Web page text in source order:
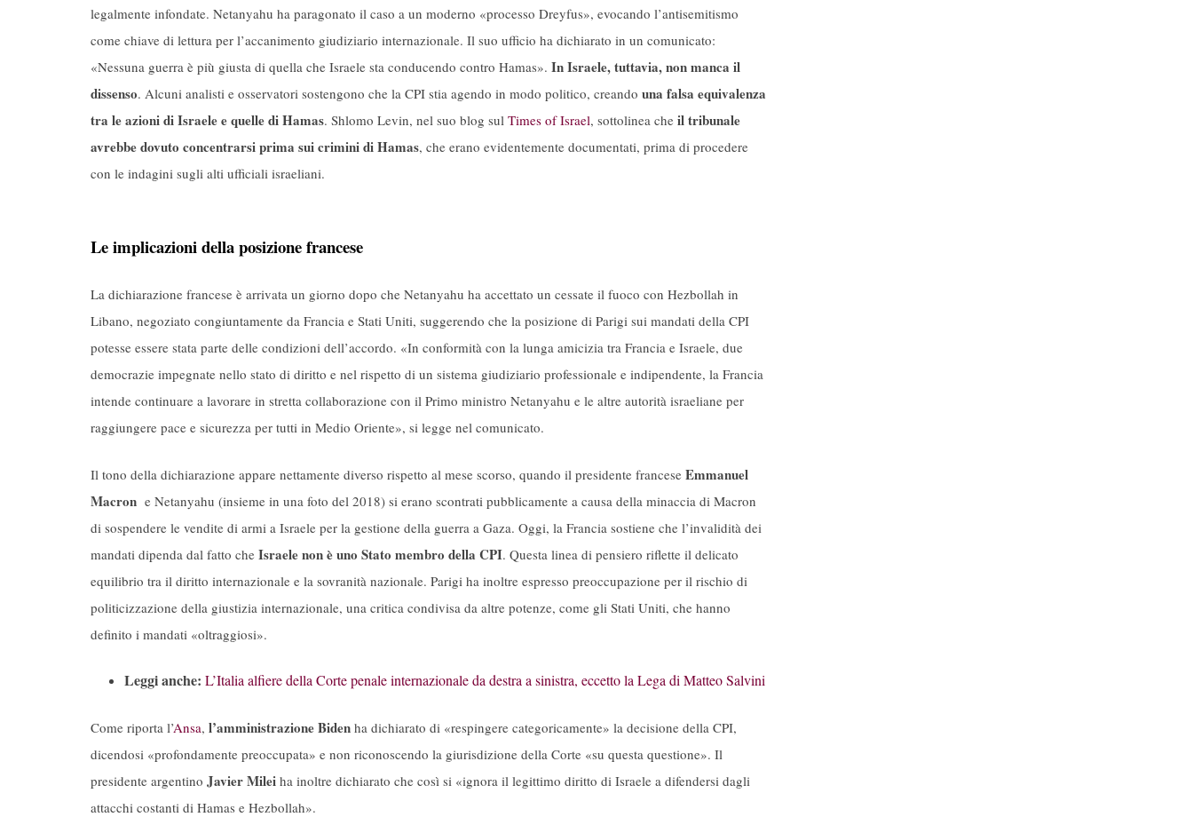
legalmente infondate. Netanyahu ha paragonato il caso a un moderno «processo Dreyfus», evocando l’antisemitismo
come chiave di lettura per l’accanimento giudiziario internazionale. Il suo ufficio ha dichiarato in un comunicato:
«Nessuna guerra è più giusta di quella che Israele sta conducendo contro Hamas». In Israele, tuttavia, non manca il
dissenso. Alcuni analisti e osservatori sostengono che la CPI stia agendo in modo politico, creando una falsa equivalenza
tra le azioni di Israele e quelle di Hamas. Shlomo Levin, nel suo blog sul Times of Israel, sottolinea che il tribunale
avrebbe dovuto concentrarsi prima sui crimini di Hamas, che erano evidentemente documentati, prima di procedere
con le indagini sugli alti ufficiali israeliani​.
Le implicazioni della posizione francese
La dichiarazione francese è arrivata un giorno dopo che Netanyahu ha accettato un cessate il fuoco con Hezbollah in
Libano, negoziato congiuntamente da Francia e Stati Uniti, suggerendo che la posizione di Parigi sui mandati della CPI
potesse essere stata parte delle condizioni dell’accordo. «In conformità con la lunga amicizia tra Francia e Israele, due
democrazie impegnate nello stato di diritto e nel rispetto di un sistema giudiziario professionale e indipendente, la Francia
intende continuare a lavorare in stretta collaborazione con il Primo ministro Netanyahu e le altre autorità israeliane per
raggiungere pace e sicurezza per tutti in Medio Oriente», si legge nel comunicato.
Il tono della dichiarazione appare nettamente diverso rispetto al mese scorso, quando il presidente francese Emmanuel
Macron e Netanyahu (insieme in una foto del 2018) si erano scontrati pubblicamente a causa della minaccia di Macron
di sospendere le vendite di armi a Israele per la gestione della guerra a Gaza. Oggi, la Francia sostiene che l’invalidità dei
mandati dipenda dal fatto che Israele non è uno Stato membro della CPI. Questa linea di pensiero riflette il delicato
equilibrio tra il diritto internazionale e la sovranità nazionale. Parigi ha inoltre espresso preoccupazione per il rischio di
politicizzazione della giustizia internazionale, una critica condivisa da altre potenze, come gli Stati Uniti, che hanno
definito i mandati «oltraggiosi».
Leggi anche: L’Italia alfiere della Corte penale internazionale da destra a sinistra, eccetto la Lega di Matteo Salvini
Come riporta l’Ansa, l’amministrazione Biden ha dichiarato di «respingere categoricamente» la decisione della CPI,
dicendosi «profondamente preoccupata» e non riconoscendo la giurisdizione della Corte «su questa questione». Il
presidente argentino Javier Milei ha inoltre dichiarato che così si «ignora il legittimo diritto di Israele a difendersi dagli
attacchi costanti di Hamas e Hezbollah».